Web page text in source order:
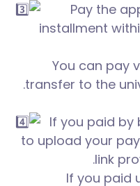
Pay the
installment
You can pay
transfer to the
If you paid by
to upload your
link
If you paid